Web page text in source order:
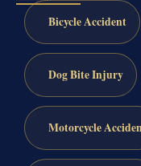
Bicycle Accident
Dog Bite Injury
Motorcycle